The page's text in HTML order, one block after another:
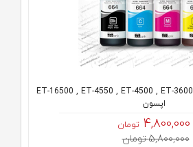
جوهر اصلی پرینترهای ET-16500 , ET-4550 , ET-4500 , ET-3600
اپسون
4,800,000 تومان
5,800,000 تومان